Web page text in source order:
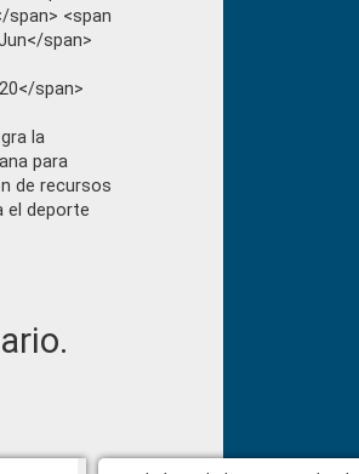
span> <span
span>
span>
la
para
de recursos
el deporte